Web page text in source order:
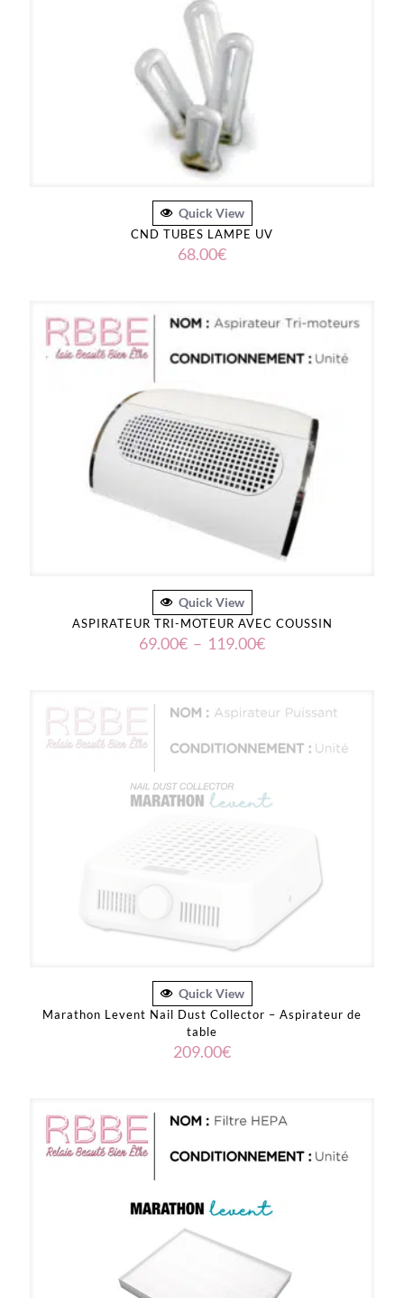
Quick View
CND TUBES LAMPE UV
68.00€
Quick View
ASPIRATEUR TRI-MOTEUR AVEC COUSSIN
69.00€ – 119.00€Plage
à
Quick View
Marathon Levent Nail Dust Collector – Aspirateur de
table
209.00€